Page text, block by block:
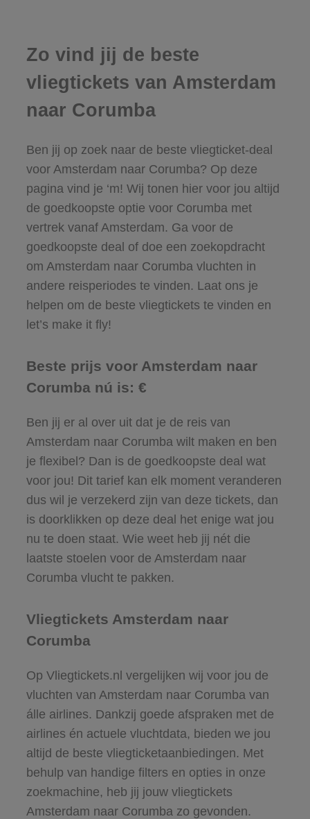
Zo vind jij de beste
vliegtickets van Amsterdam
naar Corumba
Ben jij op zoek naar de beste vliegticket-deal
voor Amsterdam naar Corumba? Op deze
pagina vind je ‘m! Wij tonen hier voor jou altijd
de goedkoopste optie voor Corumba met
vertrek vanaf Amsterdam. Ga voor de
goedkoopste deal of doe een zoekopdracht
om Amsterdam naar Corumba vluchten in
andere reisperiodes te vinden. Laat ons je
helpen om de beste vliegtickets te vinden en
let’s make it fly!
Beste prijs voor Amsterdam naar
Corumba nú is: €
Ben jij er al over uit dat je de reis van
Amsterdam naar Corumba wilt maken en ben
je flexibel? Dan is de goedkoopste deal wat
voor jou! Dit tarief kan elk moment veranderen
dus wil je verzekerd zijn van deze tickets, dan
is doorklikken op deze deal het enige wat jou
nu te doen staat. Wie weet heb jij nét die
laatste stoelen voor de Amsterdam naar
Corumba vlucht te pakken.
Vliegtickets Amsterdam naar
Corumba
Op Vliegtickets.nl vergelijken wij voor jou de
vluchten van Amsterdam naar Corumba van
álle airlines. Dankzij goede afspraken met de
airlines én actuele vluchtdata, bieden we jou
altijd de beste vliegticketaanbiedingen. Met
behulp van handige filters en opties in onze
zoekmachine, heb jij jouw vliegtickets
Amsterdam naar Corumba zo gevonden.